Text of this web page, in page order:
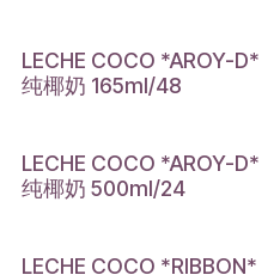
LECHE COCO *AROY-D*
纯椰奶 165ml/48
LECHE COCO *AROY-D*
纯椰奶 500ml/24
LECHE COCO *RIBBON*